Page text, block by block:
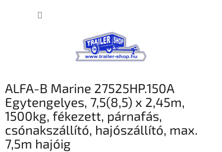
ALFA-B Marine 27525HP.150A
Egytengelyes, 7,5(8,5) x 2,45m,
1500kg, fékezett, párnafás,
csónakszállító, hajószállító, max.
7,5m hajóig